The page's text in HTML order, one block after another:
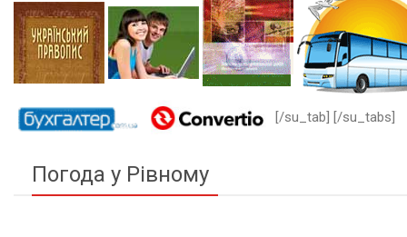
[/su_tab] [/su_tabs]
Погода у Рівному